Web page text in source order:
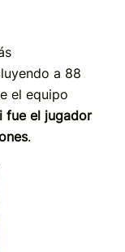
a 88
el equipo
fue el jugador
.